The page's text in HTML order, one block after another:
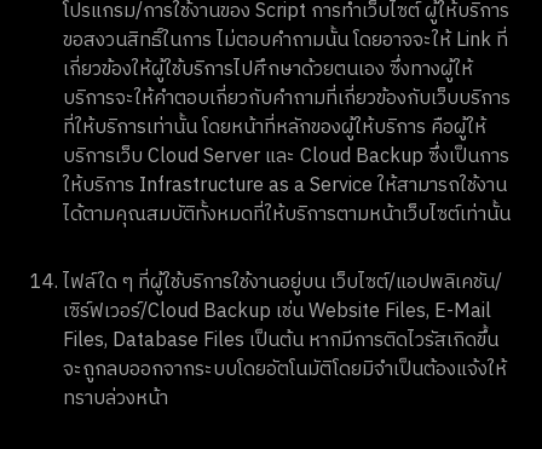
โปรแกรม/การใช้งานของ Script การทำเว็บไซต์ ผู้ให้บริการ
ขอสงวนสิทธิ์ในการ ไม่ตอบคำถามนั้น โดยอาจจะให้ Link ที่
เกี่ยวข้องให้ผู้ใช้บริการไปศึกษาด้วยตนเอง ซึ่งทางผู้ให้
บริการจะให้คำตอบเกี่ยวกับคำถามที่เกี่ยวข้องกับเว็บบริการ
ที่ให้บริการเท่านั้น โดยหน้าที่หลักของผู้ให้บริการ คือผู้ให้
บริการเว็บ Cloud Server และ Cloud Backup ซึ่งเป็นการ
ให้บริการ Infrastructure as a Service ให้สามารถใช้งาน
ได้ตามคุณสมบัติทั้งหมดที่ให้บริการตามหน้าเว็บไซต์เท่านั้น
ไฟล์ใด ๆ ที่ผู้ใช้บริการใช้งานอยู่บน เว็บไซต์/แอปพลิเคชัน/
เซิร์ฟเวอร์/Cloud Backup เช่น Website Files, E-Mail
Files, Database Files เป็นต้น หากมีการติดไวรัสเกิดขึ้น
จะถูกลบออกจากระบบโดยอัตโนมัติโดยมิจำเป็นต้องแจ้งให้
ทราบล่วงหน้า